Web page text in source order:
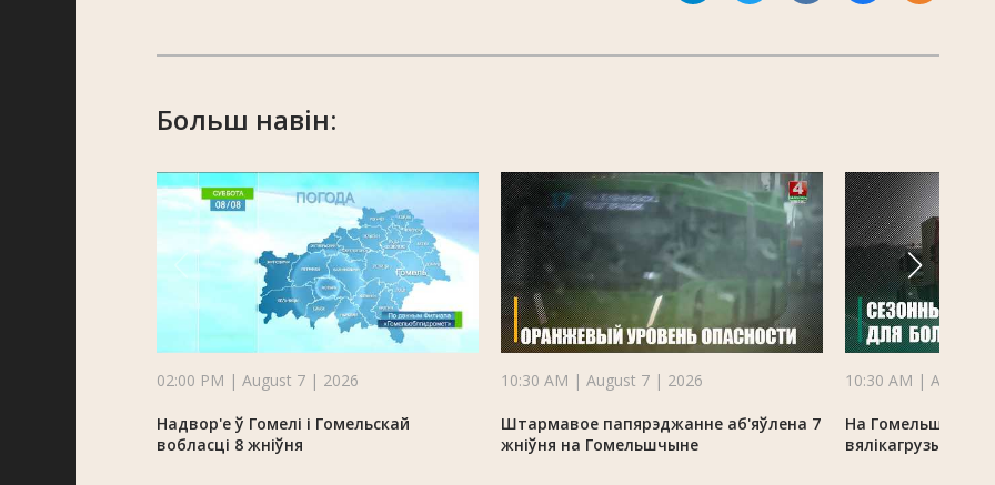
Больш навін:
02:00 PM | August 7 | 2026
Надвор'е ў Гомелі і Гомельскай
вобласці 8 жніўня
10:30 AM | August 7 | 2026
Штармавое папярэджанне аб'яўлена 7
жніўня на Гомельшчыне
10:30 AM | August 7
На Гомельшчыне
вялікагрузы з-за